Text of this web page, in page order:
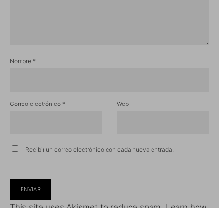
Nombre *
Correo electrónico * Web
Recibir un correo electrónico con cada nueva entrada.